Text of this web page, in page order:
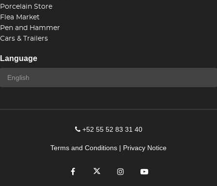
Porcelain Store
Flea Market
Pen and Hammer
Cars & Trailers
Language
+52 55 52 83 31 40
Terms and Conditions | Privacy Notice